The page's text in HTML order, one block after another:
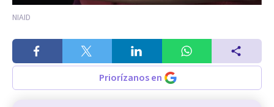
NIAID
Priorízanos en